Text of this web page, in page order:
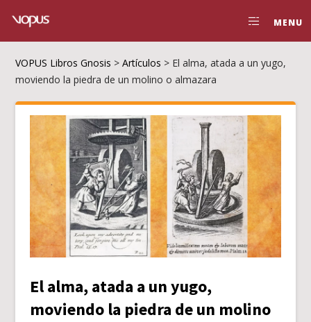
MENU
VOPUS Libros Gnosis >Artículos > El alma, atada a un yugo,
moviendo la piedra de un molino o almazara
El alma, atada a un yugo,
moviendo la piedra de un molino